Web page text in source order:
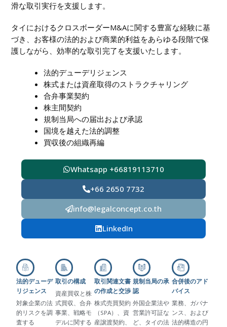
滑な取引実行を支援します。
タイにおけるクロスボーダーM&Aに関する豊富な経験に基
づき、お客様の法的および商業的利益をあらゆる段階で保
護しながら、効率的な取引完了を支援いたします。
法的デューデリジェンス
株式または資産取得のストラクチャリング
合弁事業契約
株主間契約
規制当局への届出および承認
国境を越えた法的調整
買収後の組織再編
Whatsapp +66819113710
+66 2650 7732
info@legalconcept.co.th
LinkedIn
法的デューデ
リジェンス
対象企業の法
的リスクを調
査する
取引の構成
資産買収と株
式買収、合弁
事業、戦略モ
デルに関する
取引関連文書
の作成と交渉
株式売買契約
（SPA）、資
産譲渡契約、
規制当局の承
認
外国企業法や
営業許可証な
ど、タイの法
合併後のアド
バイス
業務、ガバナ
ンス、および
法的構造の円